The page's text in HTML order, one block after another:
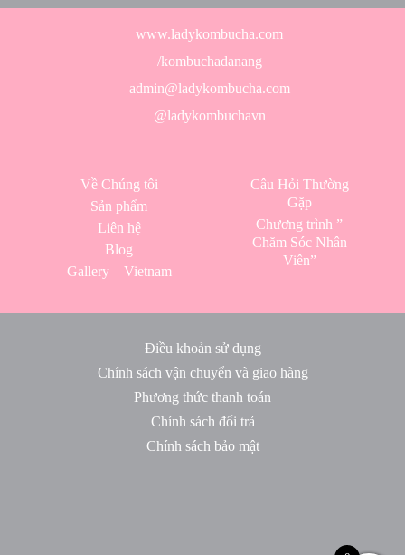
www.ladykombucha.com
/kombuchadanang
admin@ladykombucha.com
@ladykombuchavn
Về Chúng tôi
Sản phẩm
Liên hệ
Blog
Gallery – Vietnam
Câu Hỏi Thường
Gặp
Chương trình ”
Chăm Sóc Nhân
Viên”
Điều khoản sử dụng
Chính sách vận chuyển và giao hàng
Phương thức thanh toán
Chính sách đổi trả
Chính sách bảo mật